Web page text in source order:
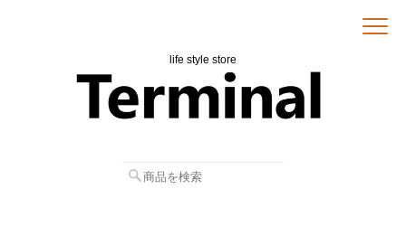
life style store